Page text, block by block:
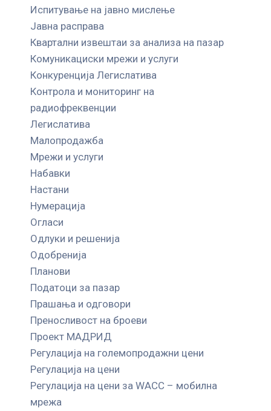
Испитување на јавно мислење
Јавна расправа
Квартални извештаи за анализа на пазар
Комуникациски мрежи и услуги
Конкуренција Легислатива
Контрола и мониторинг на
радиофреквенции
Легислатива
Малопродажба
Мрежи и услуги
Набавки
Настани
Нумерација
Огласи
Одлуки и решенија
Одобренија
Планови
Податоци за пазар
Прашања и одговори
Преносливост на броеви
Проект МАДРИД
Регулација на големопродажни цени
Регулација на цени
Регулација на цени за WACC – мобилна
мрежа